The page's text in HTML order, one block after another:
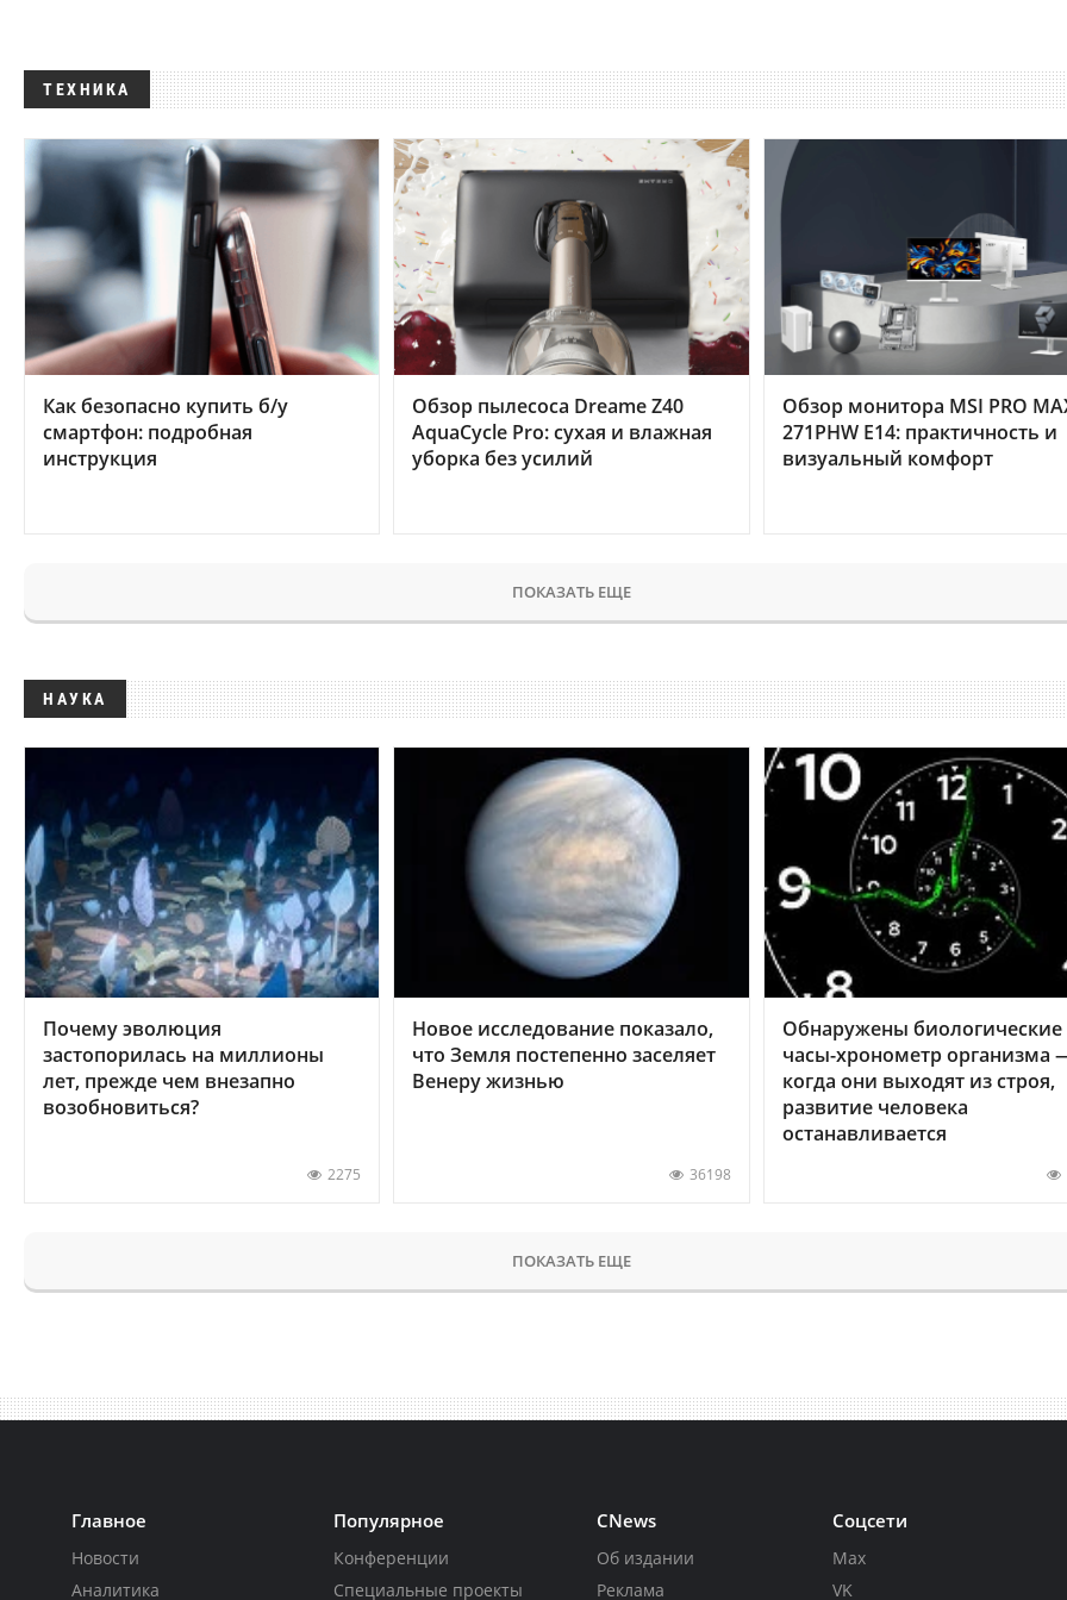
ТЕХНИКА
Как безопасно купить б/у
смартфон: подробная
инструкция
Обзор пылесоса Dreame Z40
AquaCycle Pro: сухая и влажная
уборка без усилий
Обзор монитора MSI PRO
271PHW E14: практичность и
визуальный комфорт
ПОКАЗАТЬ ЕЩЕ
НАУКА
Почему эволюция
застопорилась на миллионы
лет, прежде чем внезапно
возобновиться?
2275
Новое исследование показало,
что Земля постепенно заселяет
Венеру жизнью
36198
Обнаружены биологические
часы-хронометр организма
когда они выходят из строя,
развитие человека
останавливается
ПОКАЗАТЬ ЕЩЕ
Главное
Новости
Аналитика
Популярное
Конференции
Специальные проекты
CNews
Об издании
Реклама
Соцсети
Max
VK